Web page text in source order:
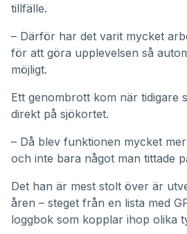
tillfälle.
– Därför har det varit mycket
för att göra upplevelsen så
möjligt.
Ett genombrott kom när tidigare
direkt på sjökortet.
– Då blev funktionen mycket
och inte bara något man tittade
Det han är mest stolt över är
åren – steget från en lista med
loggbok som kopplar ihop olika